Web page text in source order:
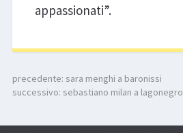
appassionati”.
precedente: sara menghi a baronissi
successivo: sebastiano milan a lagonegro